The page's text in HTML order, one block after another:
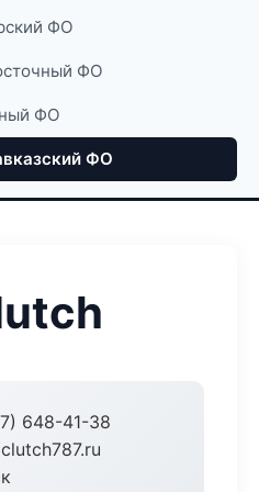
ФО
ФО
ФО
ФО
648-41-38